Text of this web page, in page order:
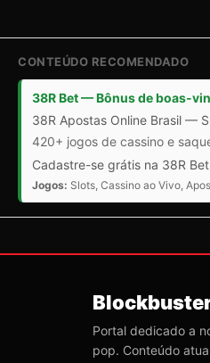
CONTEÚDO RECOMENDADO
38R Bet — Bônus de boas-
38R Apostas Online Brasil —
420+ jogos de cassino e
Cadastre-se grátis na 38R
Jogos: Slots, Cassino ao Vivo,
Portal dedicado a
pop. Conteúdo